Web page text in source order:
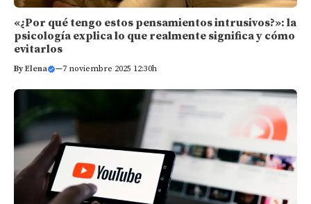
«¿Por qué tengo estos pensamientos intrusivos?»: la
psicología explica lo que realmente significa y cómo
evitarlos
ByElena —7 noviembre 2025 12:30h